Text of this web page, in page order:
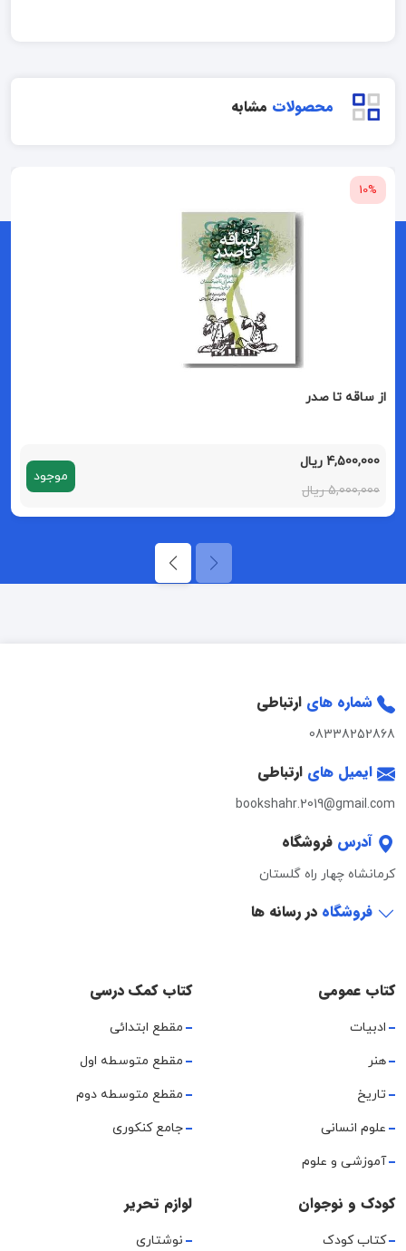
محصولات مشابه
10%
از ساقه تا صدر
4,500,000 ریال
5,000,000 ریال
موجود
شماره های ارتباطی
08338252868
ایمیل های ارتباطی
bookshahr.2019@gmail.com
آدرس فروشگاه
کرمانشاه چهار راه گلستان
فروشگاه در رسانه ها
کتاب عمومی
ادبیات
هنر
تاریخ
علوم انسانی
آموزشی و علوم
کتاب کمک درسی
مقطع ابتدائی
مقطع متوسطه اول
مقطع متوسطه دوم
جامع کنکوری
کودک و نوجوان
کتاب کودک
لوازم تحریر
نوشتاری